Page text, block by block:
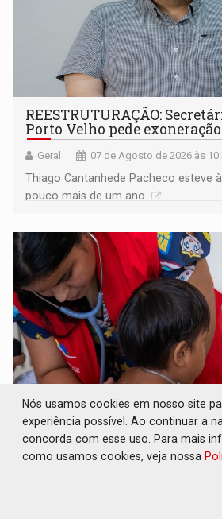
REESTRUTURAÇÃO:
Porto Velho pede
Geral 07 de Agosto de 2026 às
Thiago Cantanhede Pacheco esteve
pouco mais de um ano
SAÚDE INDÍGENA: Pirahã
exames especializados
SUS
Nós usamos cookies em nosso site
experiência possível. Ao continuar a
concorda com esse uso. Para mais
como usamos cookies, veja nossa